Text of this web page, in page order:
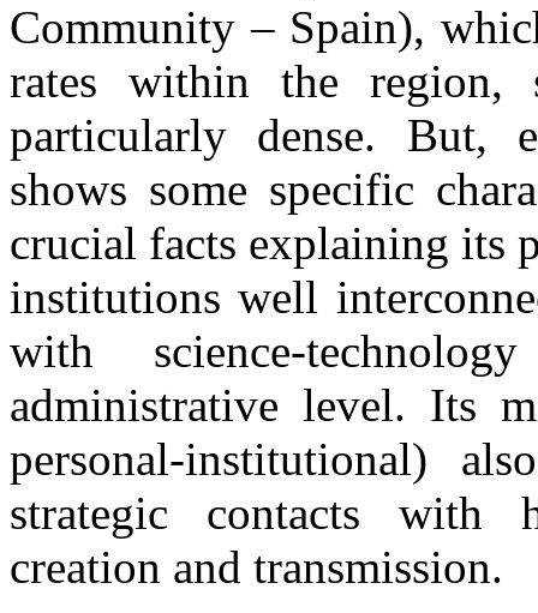
Community – Spain),
rates within the region,
particularly dense. But,
shows some specific
crucial facts explaining its
institutions well
with science-
administrative level. Its
personal-institutional)
strategic contacts with
creation and transmission.